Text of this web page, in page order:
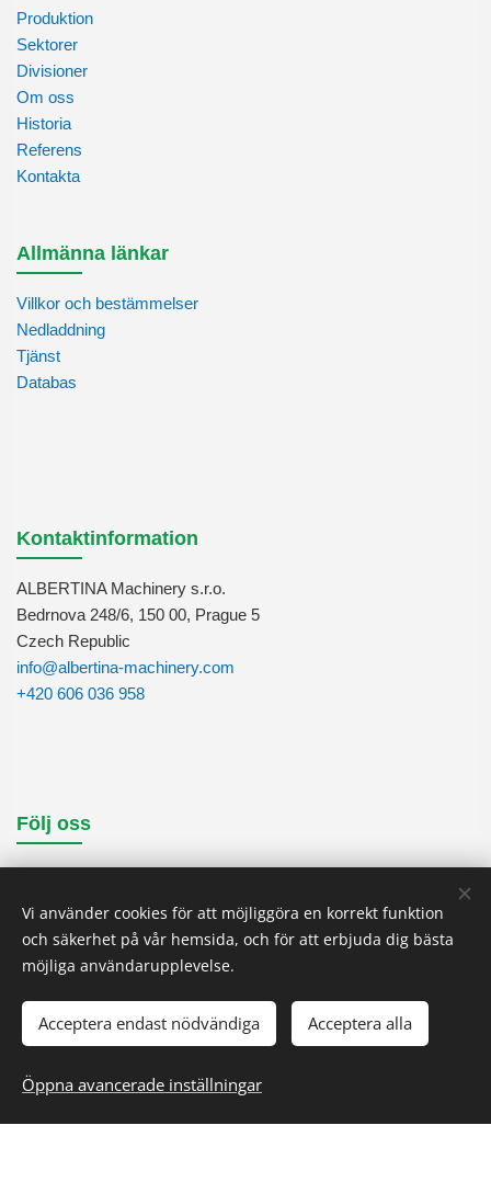
Produktion
Sektorer
Divisioner
Om oss
Historia
Referens
Kontakta
Allmänna länkar
Villkor och bestämmelser
Nedladdning
Tjänst
Databas
Kontaktinformation
ALBERTINA Machinery s.r.o.
Bedrnova 248/6, 150 00, Prague 5
Czech Republic
info@albertina-machinery.com
+420 606 036 958
Följ oss
Copyright © 2025,ALBERTINA Machinery s.r.o.All rights
Vi använder cookies för att möjliggöra en korrekt funktion
och säkerhet på vår hemsida, och för att erbjuda dig bästa
möjliga användarupplevelse.
Acceptera endast nödvändiga Acceptera alla
Öppna avancerade inställningar